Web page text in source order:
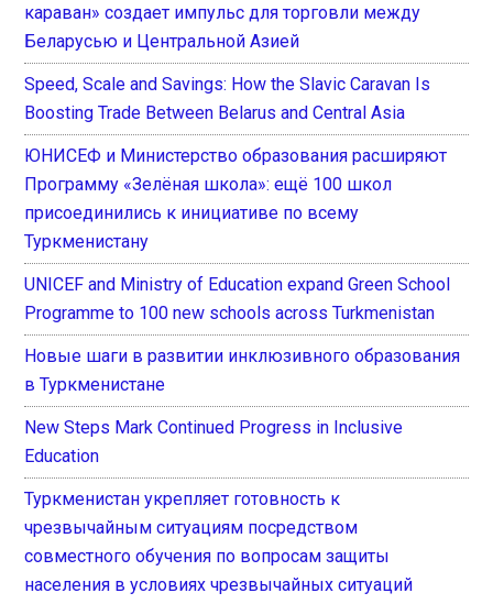
караван» создает импульс для торговли между
Беларусью и Центральной Азией
Speed, Scale and Savings: How the Slavic Caravan Is
Boosting Trade Between Belarus and Central Asia
ЮНИСЕФ и Министерство образования расширяют
Программу «Зелёная школа»: ещё 100 школ
присоединились к инициативе по всему
Туркменистану
UNICEF and Ministry of Education expand Green School
Programme to 100 new schools across Turkmenistan
Новые шаги в развитии инклюзивного образования
в Туркменистане
New Steps Mark Continued Progress in Inclusive
Education
Туркменистан укрепляет готовность к
чрезвычайным ситуациям посредством
совместного обучения по вопросам защиты
населения в условиях чрезвычайных ситуаций